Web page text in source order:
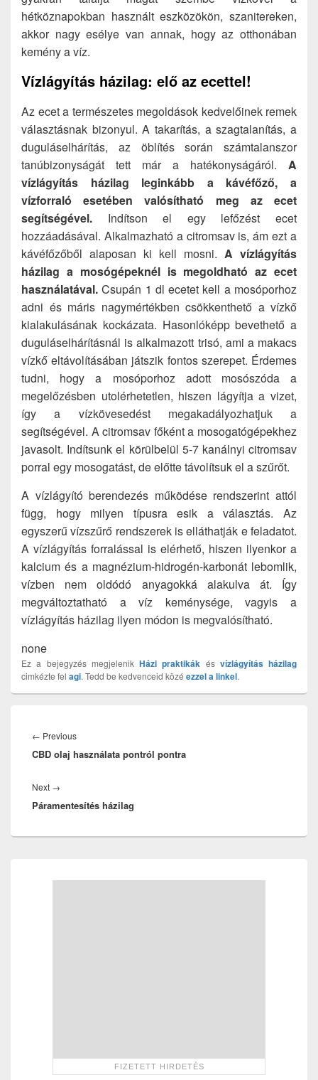
hétköznapokban használt eszközökön, szanitereken,
akkor nagy esélye van annak, hogy az otthonában
kemény a víz.
Vízlágyítás házilag: elő az ecettel!
Az ecet a természetes megoldások kedvelőinek remek
választásnak bizonyul. A takarítás, a szagtalanítás, a
duguláselhárítás, az öblítés során számtalanszor
tanúbizonyságát tett már a hatékonyságáról. A
vízlágyítás házilag leginkább a kávéfőző, a
vízforraló esetében valósítható meg az ecet
segítségével. Indítson el egy lefőzést ecet
hozzáadásával. Alkalmazható a citromsav is, ám ezt a
kávéfőzőből alaposan ki kell mosni. A vízlágyítás
házilag a mosógépeknél is megoldható az ecet
használatával. Csupán 1 dl ecetet kell a mosóporhoz
adni és máris nagymértékben csökkenthető a vízkő
kialakulásának kockázata. Hasonlóképp bevethető a
duguláselhárításnál is alkalmazott trisó, ami a makacs
vízkő eltávolításában játszik fontos szerepet. Érdemes
tudni, hogy a mosóporhoz adott mosószóda a
megelőzésben utolérhetetlen, hiszen lágyítja a vizet,
így a vízkövesedést megakadályozhatjuk a
segítségével. A citromsav főként a mosogatógépekhez
javasolt. Indítsunk el körülbelül 5-7 kanálnyi citromsav
porral egy mosogatást, de előtte távolítsuk el a szűrőt.
A vízlágyító berendezés működése rendszerint attól
függ, hogy milyen típusra esik a választás. Az
egyszerű vízszűrő rendszerek is elláthatják e feladatot.
A vízlágyítás forralással is elérhető, hiszen ilyenkor a
kalcium és a magnézium-hidrogén-karbonát lebomlik,
vízben nem oldódó anyagokká alakulva át. Így
megváltoztatható a víz keménysége, vagyis a
vízlágyítás házilag ilyen módon is megvalósítható.
none
Ez a bejegyzés megjelenik Házi praktikák és vízlágyítás házilag
cimkézte fel agi. Tedd be kedvenceid közé ezzel a linkel.
navigáció
← PreviousPrevious
post:
CBD olaj használata pontról pontra
Next →
post:
Páramentesítés házilag